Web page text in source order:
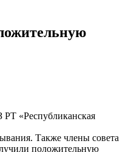
РТ «Республиканская
Также члены совета
положительную